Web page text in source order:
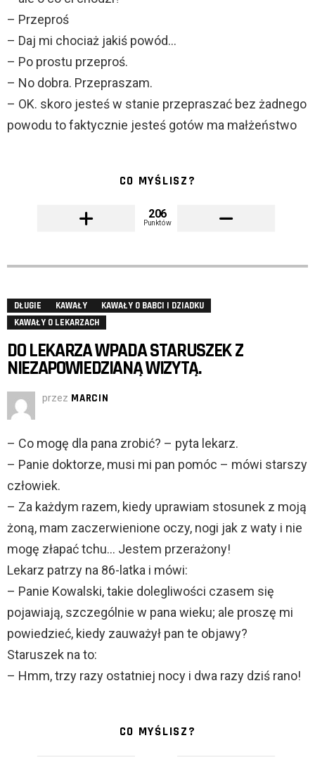
– Przeproś
– Daj mi chociaż jakiś powód…
– Po prostu przeproś.
– No dobra. Przepraszam.
– OK. skoro jesteś w stanie przepraszać bez żadnego
powodu to faktycznie jesteś gotów ma małżeństwo
CO MYŚLISZ?
206
Punktów
DŁUGIE KAWAŁY
KAWAŁY O BABCI I DZIADKU
KAWAŁY O LEKARZACH
DO LEKARZA WPADA STARUSZEK Z
NIEZAPOWIEDZIANĄ WIZYTĄ.
przez MARCIN
– Co mogę dla pana zrobić? – pyta lekarz.
– Panie doktorze, musi mi pan pomóc – mówi starszy
człowiek.
– Za każdym razem, kiedy uprawiam stosunek z moją
żoną, mam zaczerwienione oczy, nogi jak z waty i nie
mogę złapać tchu… Jestem przerażony!
Lekarz patrzy na 86-latka i mówi:
– Panie Kowalski, takie dolegliwości czasem się
pojawiają, szczególnie w pana wieku; ale proszę mi
powiedzieć, kiedy zauważył pan te objawy?
Staruszek na to:
– Hmm, trzy razy ostatniej nocy i dwa razy dziś rano!
CO MYŚLISZ?